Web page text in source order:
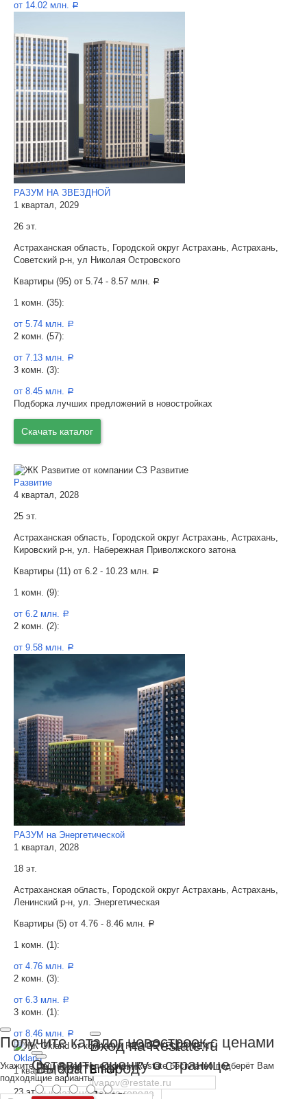
Выбрать город
Вход на Restate.ru
Email
Пароль
от 14.02 млн. a
РАЗУМ НА ЗВЕЗДНОЙ
1 квартал, 2029
26 эт.
Астраханская область, Городской округ Астрахань, Астрахань,
Советский р-н, ул Николая Островского
Квартиры (95) от 5.74 - 8.57 млн. a
1 комн. (35):
от 5.74 млн. a
2 комн. (57):
от 7.13 млн. a
3 комн. (3):
от 8.45 млн. a
Подборка лучших предложений в новостройках
Скачать каталог
Получите каталог новостроек с ценами
Укажите Ваш номер телефона и Restate бесплатно подберёт Вам
подходящие варианты
Развитие
4 квартал, 2028
25 эт.
Астраханская область, Городской округ Астрахань, Астрахань,
Кировский р-н, ул. Набережная Приволжского затона
Квартиры (11) от 6.2 - 10.23 млн. a
1 комн. (9):
от 6.2 млн. a
2 комн. (2):
от 9.58 млн. a
РАЗУМ на Энергетической
1 квартал, 2028
18 эт.
Астраханская область, Городской округ Астрахань, Астрахань,
Ленинский р-н, ул. Энергетическая
Квартиры (5) от 4.76 - 8.46 млн. a
1 комн. (1):
от 4.76 млн. a
2 комн. (3):
от 6.3 млн. a
3 комн. (1):
от 8.46 млн. a
Okland
1 квартал, 2028
23 эт.
Оставить оценку о странице